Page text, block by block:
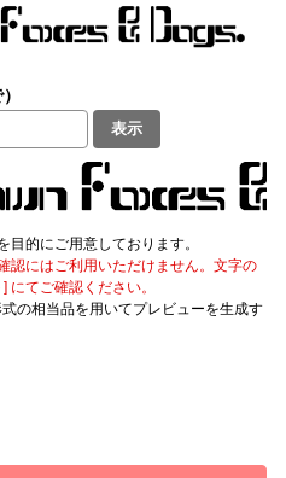
勘亭流
を表示
表示
的にご用意しております。
認にはご利用いただけません。文字の
にてご確認ください。
の相当品を用いてプレビューを生成す